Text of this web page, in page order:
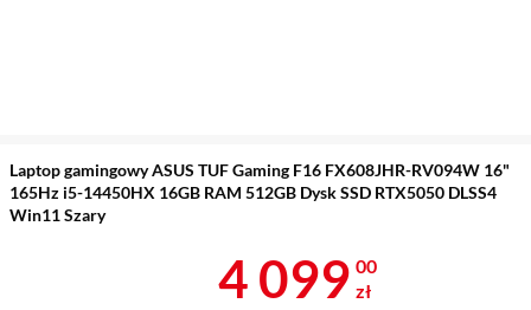
Laptop gamingowy ASUS TUF Gaming F16 FX608JHR-RV094W 16"
165Hz i5-14450HX 16GB RAM 512GB Dysk SSD RTX5050 DLSS4
Win11 Szary
Cena 4 099 zł
4 099 00
zł